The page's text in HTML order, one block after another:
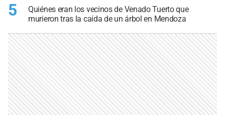
5
Quiénes eran los vecinos de Venado Tuerto que
murieron tras la caída de un árbol en Mendoza